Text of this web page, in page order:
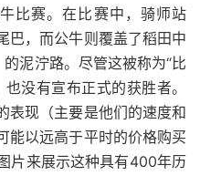
比赛。在比赛中，骑师站
巴，而公牛则覆盖了稻田中
泥泞路。尽管这被称为“比
没有宣布正式的获胜者。
表现（主要是他们的速度和
能以远高于平时的价格购买
片来展示这种具有400年历